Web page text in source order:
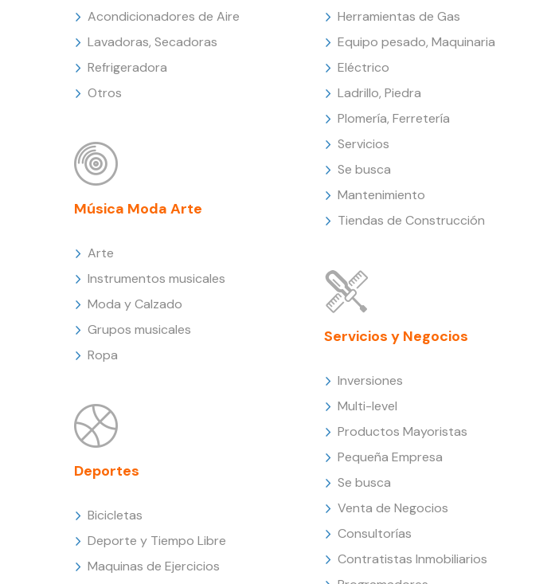
Acondicionadores de Aire
Lavadoras, Secadoras
Refrigeradora
Otros
Música Moda Arte
Arte
Instrumentos musicales
Moda y Calzado
Grupos musicales
Ropa
Deportes
Bicicletas
Deporte y Tiempo Libre
Maquinas de Ejercicios
Herramientas de Gas
Equipo pesado, Maquinaria
Eléctrico
Ladrillo, Piedra
Plomería, Ferretería
Servicios
Se busca
Mantenimiento
Tiendas de Construcción
Servicios y Negocios
Inversiones
Multi-level
Productos Mayoristas
Pequeña Empresa
Se busca
Venta de Negocios
Consultorías
Contratistas Inmobiliarios